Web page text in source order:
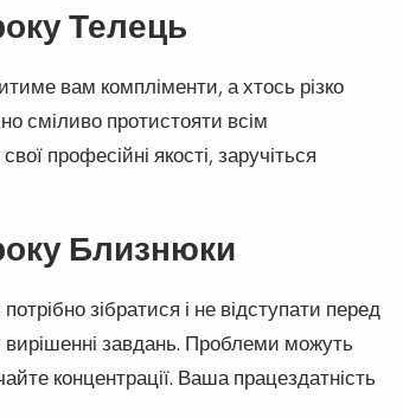
Телець
вам компліменти, а хтось різко
сміливо протистояти всім
професійні якості, заручіться
Близнюки
зібратися і не відступати перед
вирішенні завдань. Проблеми можуть
концентрації. Ваша працездатність